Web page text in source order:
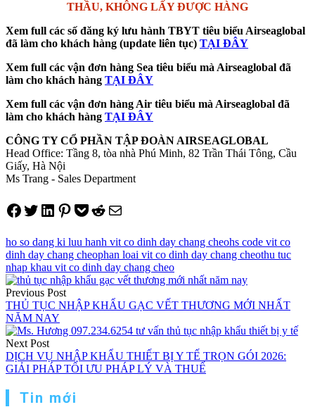
THẦU, KHÔNG LẤY ĐƯỢC HÀNG
Xem full các số đăng ký lưu hành TBYT tiêu biểu Airseaglobal
đã làm cho khách hàng (update liên tục) TẠI ĐÂY
Xem full các vận đơn hàng Sea tiêu biểu mà Airseaglobal đã
làm cho khách hàng TẠI ĐÂY
Xem full các vận đơn hàng Air tiêu biểu mà Airseaglobal đã
làm cho khách hàng TẠI ĐÂY
CÔNG TY CỔ PHẦN TẬP ĐOÀN AIRSEAGLOBAL
Head Office: Tầng 8, tòa nhà Phú Minh, 82 Trần Thái Tông, Cầu
Giấy, Hà Nội
Ms Trang - Sales Department
Share on Facebook
Tweet on Twitter
Share on LinkedIn
Pin on Pinterest
Save to pocket
Share on Reddit
Share via Email
ho so dang ki luu hanh vit co dinh day chang cheohs code vit co
dinh day chang cheophan loai vit co dinh day chang cheothu tuc
nhap khau vit co dinh day chang cheo
Điều
hướng
bài
viết
Previous Post
THỦ TỤC NHẬP KHẨU GẠC VẾT THƯƠNG MỚI NHẤT
NĂM NAY
Next Post
DỊCH VỤ NHẬP KHẨU THIẾT BỊ Y TẾ TRỌN GÓI 2026:
GIẢI PHÁP TỐI ƯU PHÁP LÝ VÀ THUẾ
Tin mới